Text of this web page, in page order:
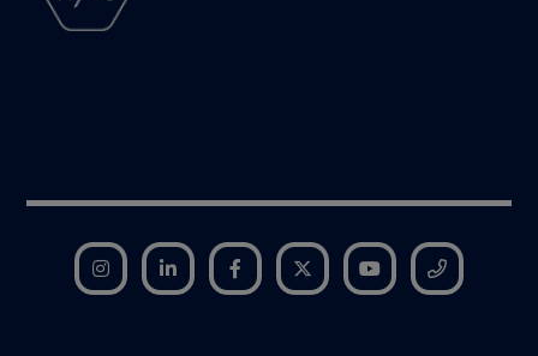
Instagram LinkedIn Facebook Twitter YouTube